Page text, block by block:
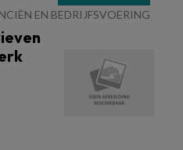
EN BEDRIJFSVOERING